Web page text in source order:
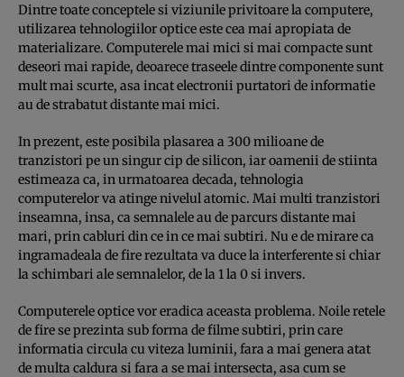
Dintre toate conceptele si viziunile privitoare la computere,
utilizarea tehnologiilor optice este cea mai apropiata de
materializare. Computerele mai mici si mai compacte sunt
deseori mai rapide, deoarece traseele dintre componente sunt
mult mai scurte, asa incat electronii purtatori de informatie
au de strabatut distante mai mici.
In prezent, este posibila plasarea a 300 milioane de
tranzistori pe un singur cip de silicon, iar oamenii de stiinta
estimeaza ca, in urmatoarea decada, tehnologia
computerelor va atinge nivelul atomic. Mai multi tranzistori
inseamna, insa, ca semnalele au de parcurs distante mai
mari, prin cabluri din ce in ce mai subtiri. Nu e de mirare ca
ingramadeala de fire rezultata va duce la interferente si chiar
la schimbari ale semnalelor, de la 1 la 0 si invers.
Computerele optice vor eradica aceasta problema. Noile retele
de fire se prezinta sub forma de filme subtiri, prin care
informatia circula cu viteza luminii, fara a mai genera atat
de multa caldura si fara a se mai intersecta, asa cum se